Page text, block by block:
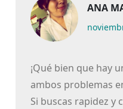
ANA
¡Qué bien que hay
ambos problemas
Si buscas rapidez y